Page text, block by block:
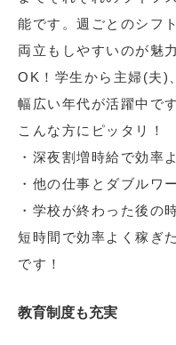
能です。週ごとのシフ
両立もしやすいのが魅
OK！学生から主婦(夫)
幅広い年代が活躍中です
こんな方にピッタリ！
・深夜割増時給で効率
・他の仕事とダブルワ
・学校が終わった後の
短時間で効率よく稼ぎ
です！
教育制度も充実